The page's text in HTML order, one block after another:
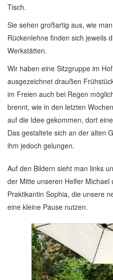
Tisch.
Sie sehen großartig aus, wie
Rückenlehne finden sich jeweils
Werkstätten.
Wir haben eine Sitzgruppe im
ausgezeichnet draußen
im Freien auch bei Regen
brennt, wie in den letzten
auf die Idee gekommen, dort
Das gestaltete sich an der alten
ihm jedoch gelungen.
Auf den Bildern sieht man links
der Mitte unseren Helfer
Praktikantin Sophia, die unsere
eine kleine Pause nutzen.